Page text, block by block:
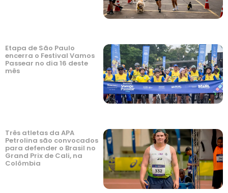
Etapa de São Paulo
encerra o Festival Vamos
Passear no dia 16 deste
mês
Três atletas da APA
Petrolina são convocados
para defender o Brasil no
Grand Prix de Cali, na
Colômbia